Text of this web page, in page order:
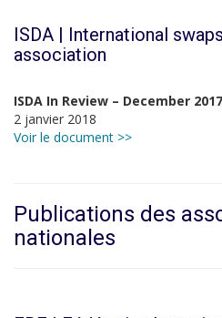
ISDA | International
association
ISDA In Review – December 2017
2 janvier 2018
Voir le document >>
Publications des
nationales